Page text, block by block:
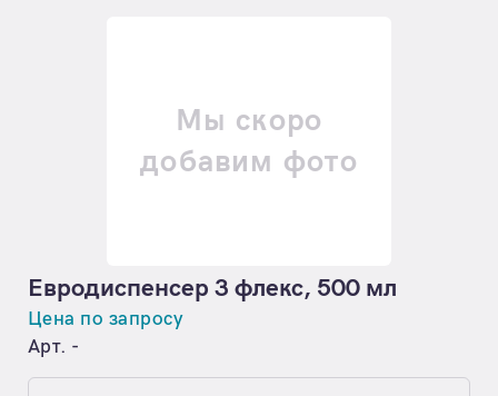
Мы скоро
добавим фото
Евродиспенсер 3 флекс, 500 мл
Цена по запросу
Арт. -